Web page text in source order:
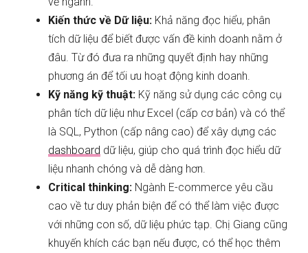
Kiến thức về Dữ liệu: Khả năng đọc hiểu, phân
tích dữ liệu để biết được vấn đề kinh doanh nằm ở
đâu. Từ đó đưa ra những quyết định hay những
phương án để tối ưu hoạt động kinh doanh.
Kỹ năng kỹ thuật: Kỹ năng sử dụng các công cụ
phân tích dữ liệu như Excel (cấp cơ bản) và có thể
là SQL, Python (cấp nâng cao) để xây dựng các
dashboard dữ liệu, giúp cho quá trình đọc hiểu dữ
liệu nhanh chóng và dễ dàng hơn.
Critical thinking: Ngành E-commerce yêu cầu
cao về tư duy phản biện để có thể làm việc được
với những con số, dữ liệu phức tạp. Chị Giang cũng
khuyến khích các bạn nếu được, có thể học thêm